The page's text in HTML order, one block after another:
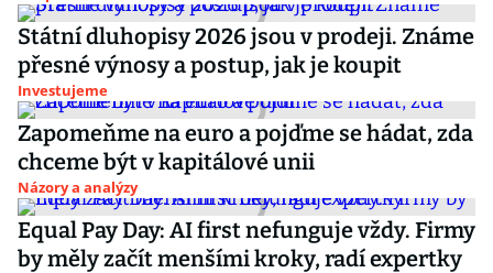
Státní dluhopisy 2026 jsou v prodeji. Známe
přesné výnosy a postup, jak je koupit
Investujeme
Zapomeňme na euro a pojďme se hádat, zda
chceme být v kapitálové unii
Názory a analýzy
Equal Pay Day: AI first nefunguje vždy. Firmy
by měly začít menšími kroky, radí expertky